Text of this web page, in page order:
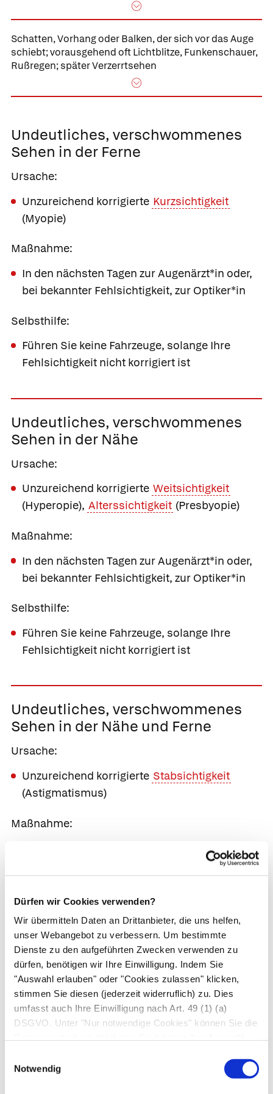
Dürfen wir Cookies verwenden?
Wir übermitteln Daten an Drittanbieter, die uns helfen,
unser Webangebot zu verbessern. Um bestimmte
Dienste zu den aufgeführten Zwecken verwenden zu
dürfen, benötigen wir Ihre Einwilligung. Indem Sie
"Auswahl erlauben" oder "Cookies zulassen" klicken,
stimmen Sie diesen (jederzeit widerruflich) zu. Dies
umfasst auch Ihre Einwilligung nach Art. 49 (1) (a)
DSGVO. Unter "Nur notwendige Cookies" können Sie die
Notwendig
Schatten, Vorhang oder Balken, der sich vor das Auge
schiebt;vorausgehend oft Lichtblitze, Funkenschauer,
Rußregen; später Verzerrtsehen
Undeutliches, verschwommenes
Sehen in der Ferne
Ursache:
Unzureichend korrigierte Kurzsichtigkeit
(Myopie)
Maßnahme:
In den nächsten Tagen zur Augenärzt*in oder,
bei bekannter Fehlsichtigkeit, zur Optiker*in
Selbsthilfe:
Führen Sie keine Fahrzeuge, solange Ihre
Fehlsichtigkeit nicht korrigiert ist
Undeutliches, verschwommenes
Sehen in der Nähe
Ursache:
Unzureichend korrigierte Weitsichtigkeit
(Hyperopie), Alterssichtigkeit (Presbyopie)
Maßnahme:
In den nächsten Tagen zur Augenärzt*in oder,
bei bekannter Fehlsichtigkeit, zur Optiker*in
Selbsthilfe:
Führen Sie keine Fahrzeuge, solange Ihre
Fehlsichtigkeit nicht korrigiert ist
Undeutliches, verschwommenes
Sehen in der Nähe und Ferne
Ursache:
Unzureichend korrigierte Stabsichtigkeit
(Astigmatismus)
Maßnahme:
In den nächsten Tagen zur Augenärzt*in oder,
bei bekannter Fehlsichtigkeit, zur Optiker*in
Selbsthilfe:
Führen Sie keine Fahrzeuge, solange Ihre
Fehlsichtigkeit nicht korrigiert ist
Mangelhaftes Sehen im Dunkeln
(Nachtblindheit)
Ursachen:
Kurzsichtigkeit